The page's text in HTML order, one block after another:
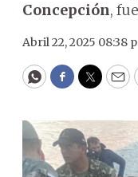
Concepción,
Abril 22, 2025 08:38
WhatsApp
Facebook